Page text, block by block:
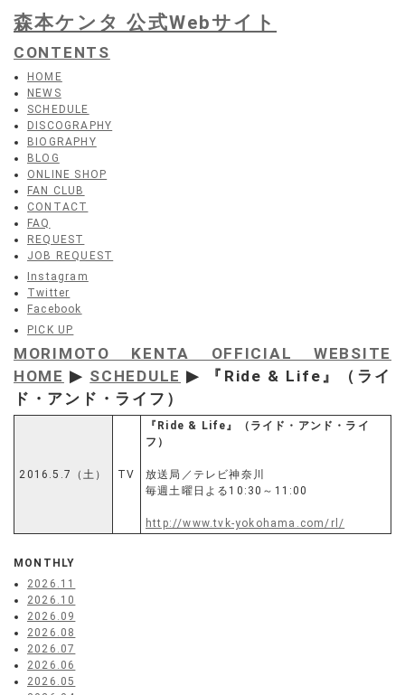
森本ケンタ 公式Webサイト
CONTENTS
HOME
NEWS
SCHEDULE
DISCOGRAPHY
BIOGRAPHY
BLOG
ONLINE SHOP
FAN CLUB
CONTACT
FAQ
REQUEST
JOB REQUEST
Instagram
Twitter
Facebook
PICK UP
MORIMOTO KENTA OFFICIAL WEBSITE
HOME ▶ SCHEDULE ▶ 『Ride & Life』（ライ
ド・アンド・ライフ）
2016.5.7（土） TV
『Ride & Life』（ライド・アンド・ライ
フ）
放送局／テレビ神奈川
毎週土曜日よる10:30～11:00
http://www.tvk-yokohama.com/rl/
MONTHLY
2026.11
2026.10
2026.09
2026.08
2026.07
2026.06
2026.05